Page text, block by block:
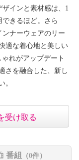
ザインと素材感は、1
できるほど。さら
ンナーウェアのリー
適な着心地と美しい
れがアップデート
さを融合した、新し
。
受け取る
番組 （0件）